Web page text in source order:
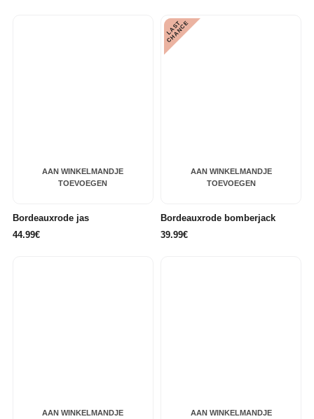
AAN WINKELMANDJE
TOEVOEGEN
Bordeauxrode jas
44.99€
AAN WINKELMANDJE
TOEVOEGEN
L
A
S
T
C
H
A
N
C
E
Bordeauxrode bomberjack
39.99€
AAN WINKELMANDJE
AAN WINKELMANDJE